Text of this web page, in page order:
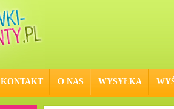
KONTAKT O NAS WYSYŁKA